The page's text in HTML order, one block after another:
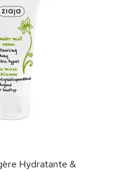
Hydratante &